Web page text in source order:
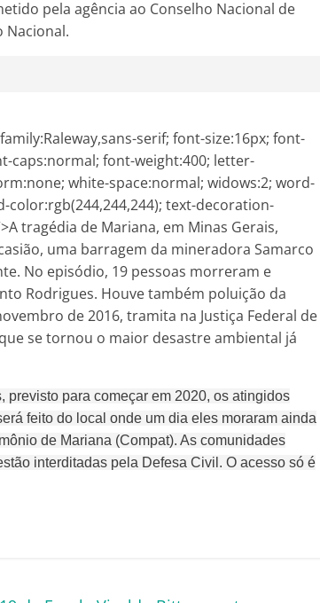
pela agência ao Conselho Nacional de
Nacional.
serif; font-size:16px; font-
caps:normal; font-weight:400; letter-
white-space:normal; widows:2; word-
text-decoration-
tragédia de Mariana, em Minas Gerais,
uma barragem da mineradora Samarco
No episódio, 19 pessoas morreram e
Rodrigues. Houve também poluição da
de 2016, tramita na Justiça Federal de
se tornou o maior desastre ambiental já
previsto para começar em 2020, os atingidos
feito do local onde um dia eles moraram ainda
de Mariana (Compat). As comunidades
interditadas pela Defesa Civil. O acesso só é